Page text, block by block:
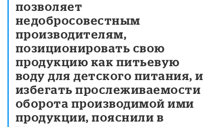
позволяет
недобросовестным
производителям,
позиционировать свою
продукцию как питьевую
воду для детского питания, и
избегать прослеживаемости
оборота производимой ими
продукции, пояснили в